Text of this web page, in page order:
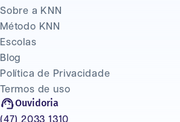
Sobre a KNN
Método KNN
Escolas
Blog
Política de Privacidade
Termos de uso
Ouvidoria
(47) 2033 1310